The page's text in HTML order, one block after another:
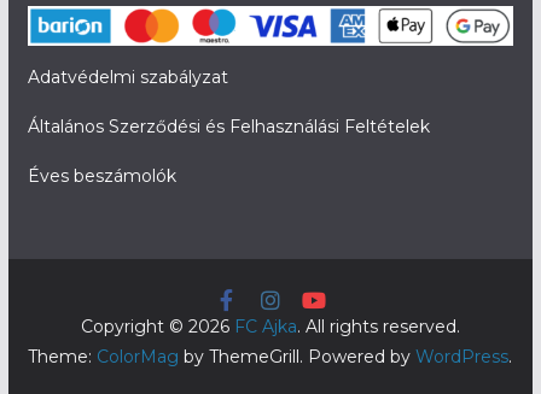
Adatvédelmi szabályzat
Általános Szerződési és Felhasználási Feltételek
Éves beszámolók
Copyright © 2026 FC Ajka. All rights reserved.
Theme: ColorMag by ThemeGrill. Powered byWordPress.